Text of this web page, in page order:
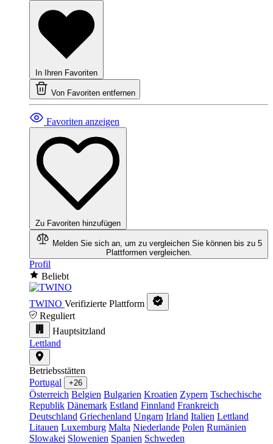
In Ihren Favoriten
Von Favoriten entfernen
Favoriten anzeigen
Zu Favoriten hinzufügen
Melden Sie sich an, um zu vergleichen Sie können bis zu 5
Plattformen vergleichen.
Profil
Beliebt
TWINO Verifizierte Plattform
Reguliert
Hauptsitzland
Lettland
Betriebsstätten
Portugal
+26
Österreich Belgien Bulgarien Kroatien Zypern Tschechische
Republik Dänemark Estland Finnland Frankreich
Deutschland Griechenland Ungarn Irland Italien Lettland
Litauen Luxemburg Malta Niederlande Polen Rumänien
Slowakei Slowenien Spanien Schweden